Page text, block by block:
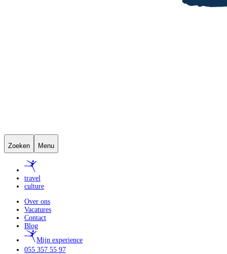
Zoeken Menu
travel
culture
Over ons
Vacatures
Contact
Blog
Mijn experience
055 357 55 97